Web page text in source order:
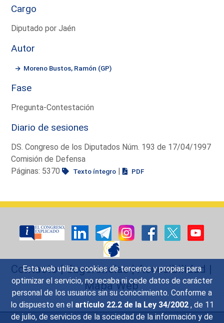
Esta web utiliza cookies de terceros y propias para
optimizar el servicio, no recaba ni cede datos de carácter
personal de los usuarios sin su conocimiento. Conforme a
lo dispuesto en el artículo 22.2 de la Ley 34/2002 , de 11
de julio, de servicios de la sociedad de la información y de
Cargo
Diputado por Jaén
Autor
Moreno Bustos, Ramón (GP)
Fase
Pregunta-Contestación
Diario de sesiones
DS. Congreso de los Diputados Núm. 193 de 17/04/1997
Comisión de Defensa
Páginas: 5370
Texto íntegro | PDF
Contacto|Sugerencias|Accesibilidad |
Mapa Web